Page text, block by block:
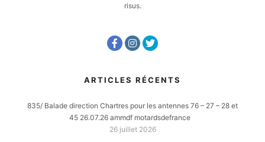
risus.
ARTICLES RÉCENTS
835/ Balade direction Chartres pour les antennes 76 – 27 – 28 et
45 26.07.26 ammdf motardsdefrance
26 juillet 2026